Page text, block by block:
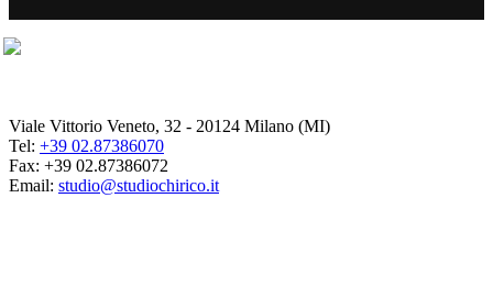
Viale Vittorio Veneto, 32 - 20124 Milano (MI)
Tel: +39 02.87386070
Fax: +39 02.87386072
Email: studio@studiochirico.it